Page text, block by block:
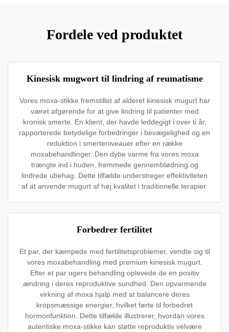
Fordele ved produktet
Kinesisk mugwort til lindring af reumatisme
Vores moxa-stikke fremstillet af alderet kinesisk mugurt har
været afgørende for at give lindring til patienter med
kronisk smerte. En klient, der havde leddegigt i over ti år,
rapporterede betydelige forbedringer i bevægelighed og en
reduktion i smerteniveauer efter en række
moxabehandlinger. Den dybe varme fra vores moxa
trængte ind i huden, fremmede gennemblødning og
lindrede ubehag. Dette tilfælde understreger effektiviteten
af at anvende mugurt af høj kvalitet i traditionelle terapier.
Forbedrer fertilitet
Et par, der kæmpede med fertilitetsproblemer, vendte sig til
vores moxabehandling med premium kinesisk mugurt.
Efter et par ugers behandling oplevede de en positiv
ændring i deres reproduktive sundhed. Den opvarmende
virkning af moxa hjalp med at balancere deres
kropsmæssige energier, hvilket førte til forbedret
hormonfunktion. Dette tilfælde illustrerer, hvordan vores
autentiske moxa-stikke kan støtte reproduktiv velvære